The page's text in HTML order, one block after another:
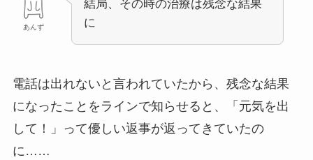
あんず
結局、その時の治療は残念な結果
に
電話は出れないと言われていたから、残念な結果
になったことをラインで知らせると、「元気を出
して！」って優しい返事が返ってきていたの
に……